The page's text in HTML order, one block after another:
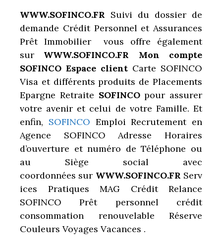
WWW.SOFINCO.FR Suivi du dossier de
demande Crédit Personnel et Assurances
Prêt Immobilier vous offre également
sur WWW.SOFINCO.FR Mon compte
SOFINCO Espace client Carte SOFINCO
Visa et différents produits de Placements
Epargne Retraite SOFINCO pour assurer
votre avenir et celui de votre Famille. Et
enfin, SOFINCO Emploi Recrutement en
Agence SOFINCO Adresse Horaires
d’ouverture et numéro de Téléphone ou
au Siège social avec
coordonnées sur WWW.SOFINCO.FR Serv
ices Pratiques MAG Crédit Relance
SOFINCO Prêt personnel crédit
consommation renouvelable Réserve
Couleurs Voyages Vacances .